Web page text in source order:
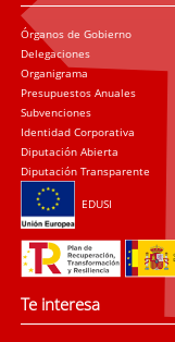
Órganos de Gobierno
Delegaciones
Organigrama
Presupuestos Anuales
Subvenciones
Identidad Corporativa
Diputación Abierta
Diputación Transparente
EDUSI
Te interesa